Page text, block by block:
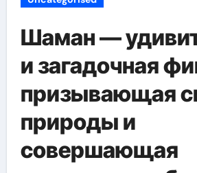
Шаман —
и загадочная
призывающая
природы и
совершающая